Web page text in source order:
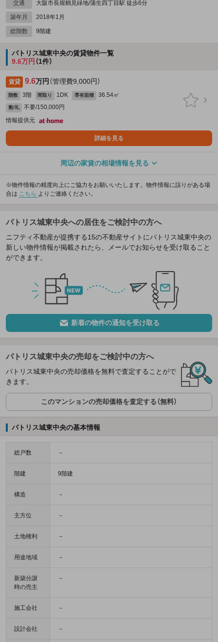
交通 大阪市長堀鶴見緑地/蒲生四丁目駅 徒歩6分
築年月 2018年1月
総階数 9階建
パトリス城東中央の賃貸物件一覧
9.6万円 （1件）
賃貸 9.6万円 （管理費9,000円）
階数 3階 間取り 1DK 専有面積 36.54㎡
敷/礼
不要/150,000円
情報提供元
詳細を見る
周辺の家賃の相場情報を見る
※物件情報の精度向上にご協力をお願いいたします。物件情報に誤りがある場
合は こちら よりご連絡ください。
パトリス城東中央への居住をご検討中の方へ
ニフティ不動産が提携する15の不動産サイトにパトリス城東中央の
新しい物件情報が掲載されたら、メールでお知らせを受け取ること
ができます。
新着の物件の通知を受け取る
パトリス城東中央の売却をご検討中の方へ
パトリス城東中央の売却価格を無料で査定することがで
きます。
このマンションの売却価格を査定する（無料）
パトリス城東中央の基本情報
総戸数 －
階建 9階建
構造 －
主方位 －
土地権利 －
用途地域 －
新築分譲
時の売主
－
施工会社 －
設計会社 －